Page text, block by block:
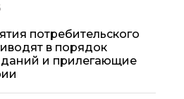
потребительского
в порядок
и прилегающие